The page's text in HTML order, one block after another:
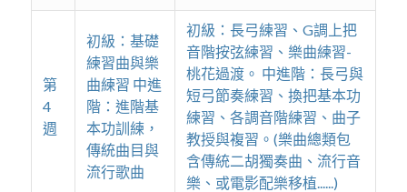
第
4
週
初級：基礎
練習曲與樂
曲練習 中進
階：進階基
本功訓練，
傳統曲目與
流行歌曲
初級：長弓練習、G調上把
音階按弦練習、樂曲練習-
桃花過渡。 中進階：長弓與
短弓節奏練習、換把基本功
練習、各調音階練習、曲子
教授與複習。(樂曲總類包
含傳統二胡獨奏曲、流行音
樂、或電影配樂移植......)